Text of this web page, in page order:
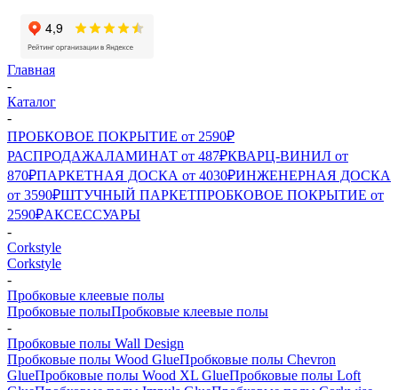
Главная
-
Каталог
-
ПРОБКОВОЕ ПОКРЫТИЕ от 2590₽
РАСПРОДАЖАЛАМИНАТ от 487₽КВАРЦ-ВИНИЛ от
870₽ПАРКЕТНАЯ ДОСКА от 4030₽ИНЖЕНЕРНАЯ ДОСКА
от 3590₽ШТУЧНЫЙ ПАРКЕТПРОБКОВОЕ ПОКРЫТИЕ от
2590₽АКСЕССУАРЫ
-
Corkstyle
Corkstyle
-
Пробковые клеевые полы
Пробковые полыПробковые клеевые полы
-
Пробковые полы Wall Design
Пробковые полы Wood GlueПробковые полы Chevron
GlueПробковые полы Wood XL GlueПробковые полы Loft